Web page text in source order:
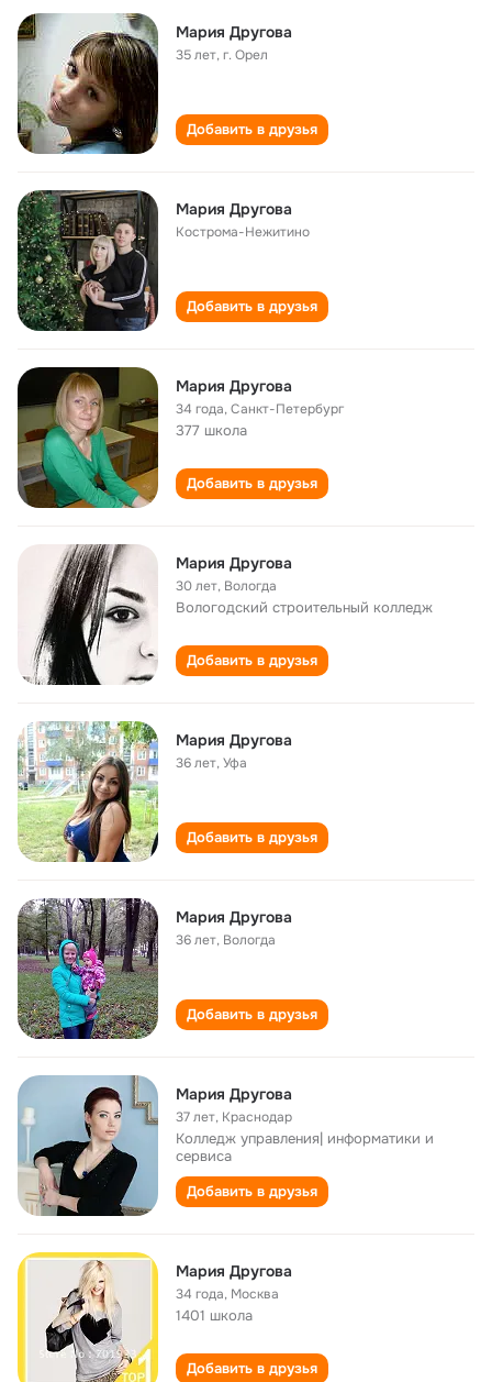
Мария Другова
35 лет,г. Орел
Добавить в друзья
Мария Другова
Кострома-Нежитино
Добавить в друзья
Мария Другова
34 года,Санкт-Петербург
377 школа
Добавить в друзья
Мария Другова
30 лет, Вологда
Вологодский строительный колледж
Добавить в друзья
Мария Другова
36 лет,Уфа
Добавить в друзья
Мария Другова
36 лет, Вологда
Добавить в друзья
Мария Другова
37 лет, Краснодар
Колледж управления| информатики и
сервиса
Добавить в друзья
Мария Другова
34 года, Москва
1401 школа
Добавить в друзья